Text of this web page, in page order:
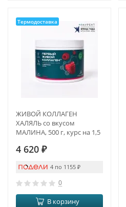
Термодоставка
ЖИВОЙ КОЛЛАГЕН
ХАЛЯЛЬ со вкусом
МАЛИНА, 500 г, курс на 1,5
4 620 ₽
4 по 1155 ₽
0
В корзину